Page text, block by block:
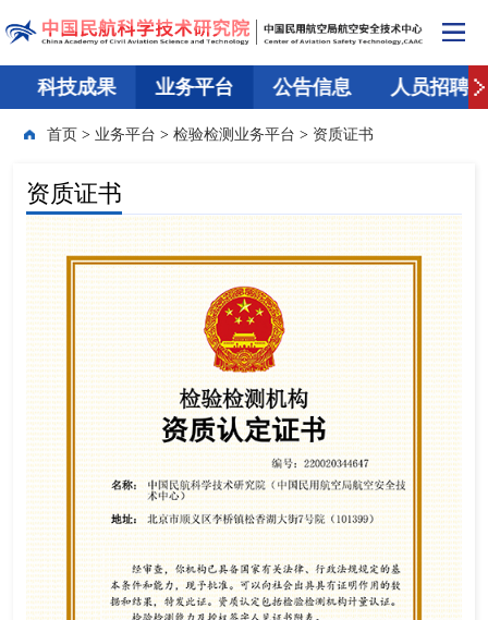
科技成果 业务平台 公告信息 人员招聘
首页> 业务平台 > 检验检测业务平台 > 资质证书
资质证书